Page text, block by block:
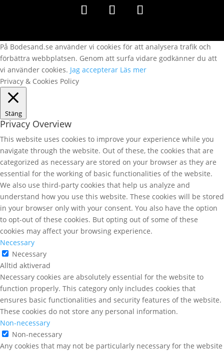
På Bodesand.se använder vi cookies för att analysera trafik och
förbättra webbplatsen. Genom att surfa vidare godkänner du att
vi använder cookies. Jag accepterar Läs mer
Privacy & Cookies Policy
Stäng
Privacy Overview
This website uses cookies to improve your experience while you
navigate through the website. Out of these, the cookies that are
categorized as necessary are stored on your browser as they are
essential for the working of basic functionalities of the website.
We also use third-party cookies that help us analyze and
understand how you use this website. These cookies will be stored
in your browser only with your consent. You also have the option
to opt-out of these cookies. But opting out of some of these
cookies may affect your browsing experience.
Necessary
Necessary
Alltid aktiverad
Necessary cookies are absolutely essential for the website to
function properly. This category only includes cookies that
ensures basic functionalities and security features of the website.
These cookies do not store any personal information.
Non-necessary
Non-necessary
Any cookies that may not be particularly necessary for the website